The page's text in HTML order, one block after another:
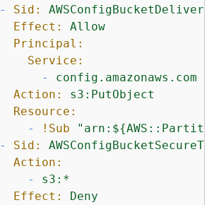
-
Sid:
AWSConfigBucketDelivery
Effect:
Allow
Principal:
Service:
-
config.amazonaws.com
Action:
s3:PutObject
Resource:
-
!Sub "arn:${
-
Sid:
Action:
-
s3:*
Effect:
Deny